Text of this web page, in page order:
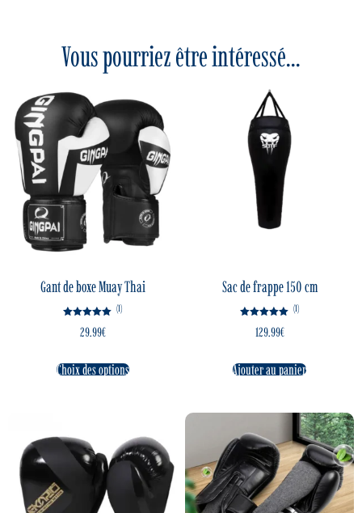
Vous pourriez être intéressé...
Gant de boxe Muay Thai
5.00
(1)
29.99€
Choix des options
Sac de frappe 150 cm
5.00
(1)
129.99€
Ajouter au panier